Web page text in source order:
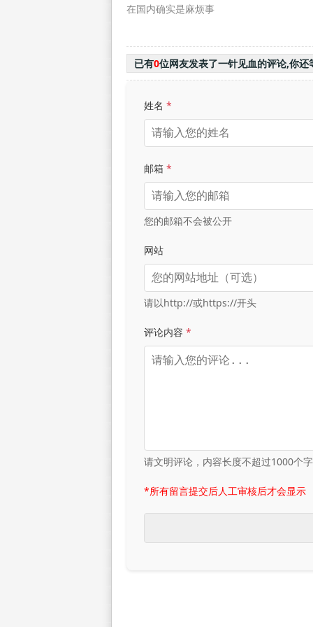
在国内确实是麻烦事
已有0位网友发表了一针见血的评论,你还
姓名 *
邮箱 *
您的邮箱不会被公开
网站
请以http://或https://开头
评论内容 *
请文明评论，内容长度不超过1000个
*所有留言提交后人工审核后才会显示